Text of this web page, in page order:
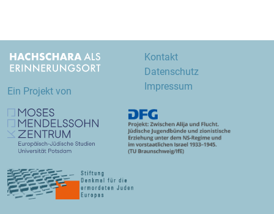
Ein Projekt von
Kontakt
Datenschutz
Impressum